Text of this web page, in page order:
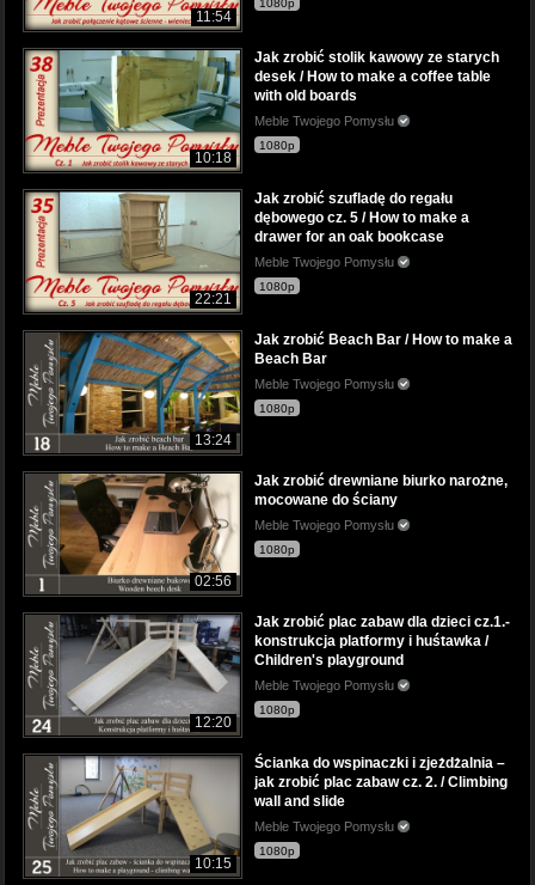
11:54
1080p
10:18
Jak zrobić stolik kawowy ze starych
desek / How to make a coffee table
with old boards
Meble Twojego Pomysłu
1080p
22:21
Jak zrobić szufladę do regału
dębowego cz. 5 / How to make a
drawer for an oak bookcase
Meble Twojego Pomysłu
1080p
13:24
Jak zrobić Beach Bar / How to make a
Beach Bar
Meble Twojego Pomysłu
1080p
02:56
Jak zrobić drewniane biurko narożne,
mocowane do ściany
Meble Twojego Pomysłu
1080p
12:20
Jak zrobić plac zabaw dla dzieci cz.1.-
konstrukcja platformy i huśtawka /
Children's playground
Meble Twojego Pomysłu
1080p
10:15
Ścianka do wspinaczki i zjeżdżalnia –
jak zrobić plac zabaw cz. 2. / Climbing
wall and slide
Meble Twojego Pomysłu
1080p